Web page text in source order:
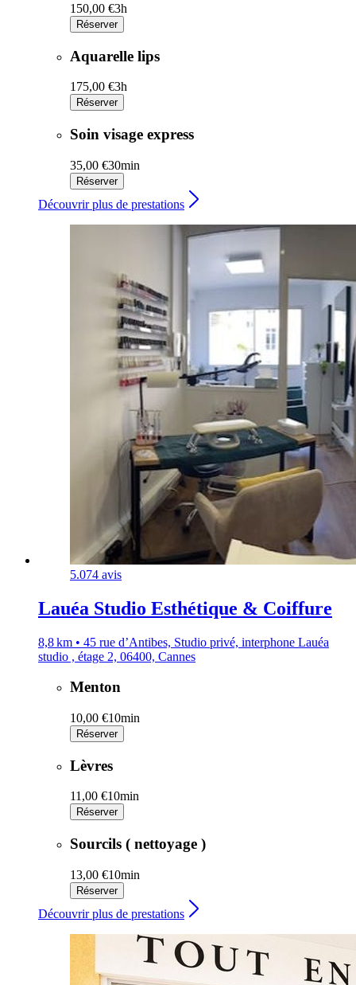
150,00 €3h
Réserver
Aquarelle lips
175,00 €3h
Réserver
Soin visage express
35,00 €30min
Réserver
Découvrir plus de prestations
5.074 avis
Lauéa Studio Esthétique & Coiffure
8,8 km • 45 rue d’Antibes, Studio privé, interphone Lauéa
studio , étage 2, 06400, Cannes
Menton
10,00 €10min
Réserver
Lèvres
11,00 €10min
Réserver
Sourcils ( nettoyage )
13,00 €10min
Réserver
Découvrir plus de prestations